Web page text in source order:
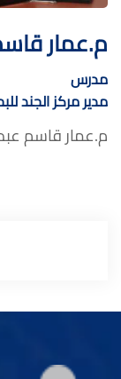
م.عمار
مدرس
مدير مركز الجند
م.عمار قاسم